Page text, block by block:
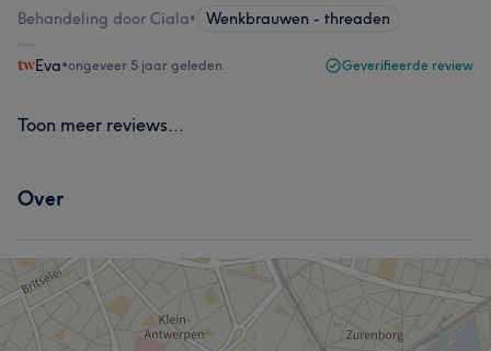
Behandeling door Ciala• Wenkbrauwen - threaden
Eva•ongeveer 5 jaar geleden Geverifieerde review
Toon meer reviews...
Over